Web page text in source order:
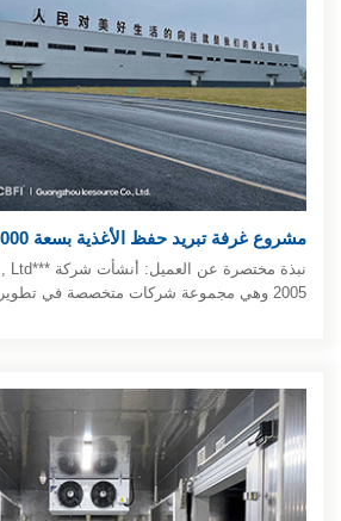
مشروع غرفة تبريد حفظ الأغذية بسعة 5,000 طن
2005 وهي مجموعة شركات متخصصة في تطوير المنتج، الإنتاج والبيع.